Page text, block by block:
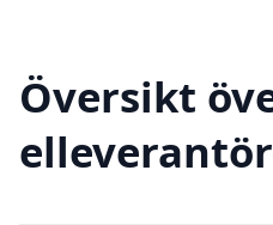
Översikt